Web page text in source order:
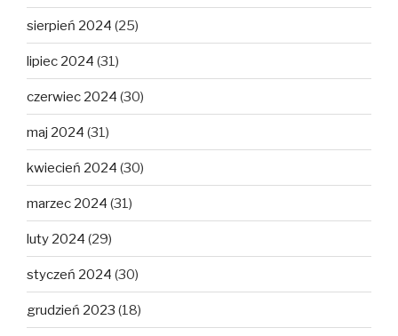
sierpień 2024 (25)
lipiec 2024 (31)
czerwiec 2024 (30)
maj 2024 (31)
kwiecień 2024 (30)
marzec 2024 (31)
luty 2024 (29)
styczeń 2024 (30)
grudzień 2023 (18)